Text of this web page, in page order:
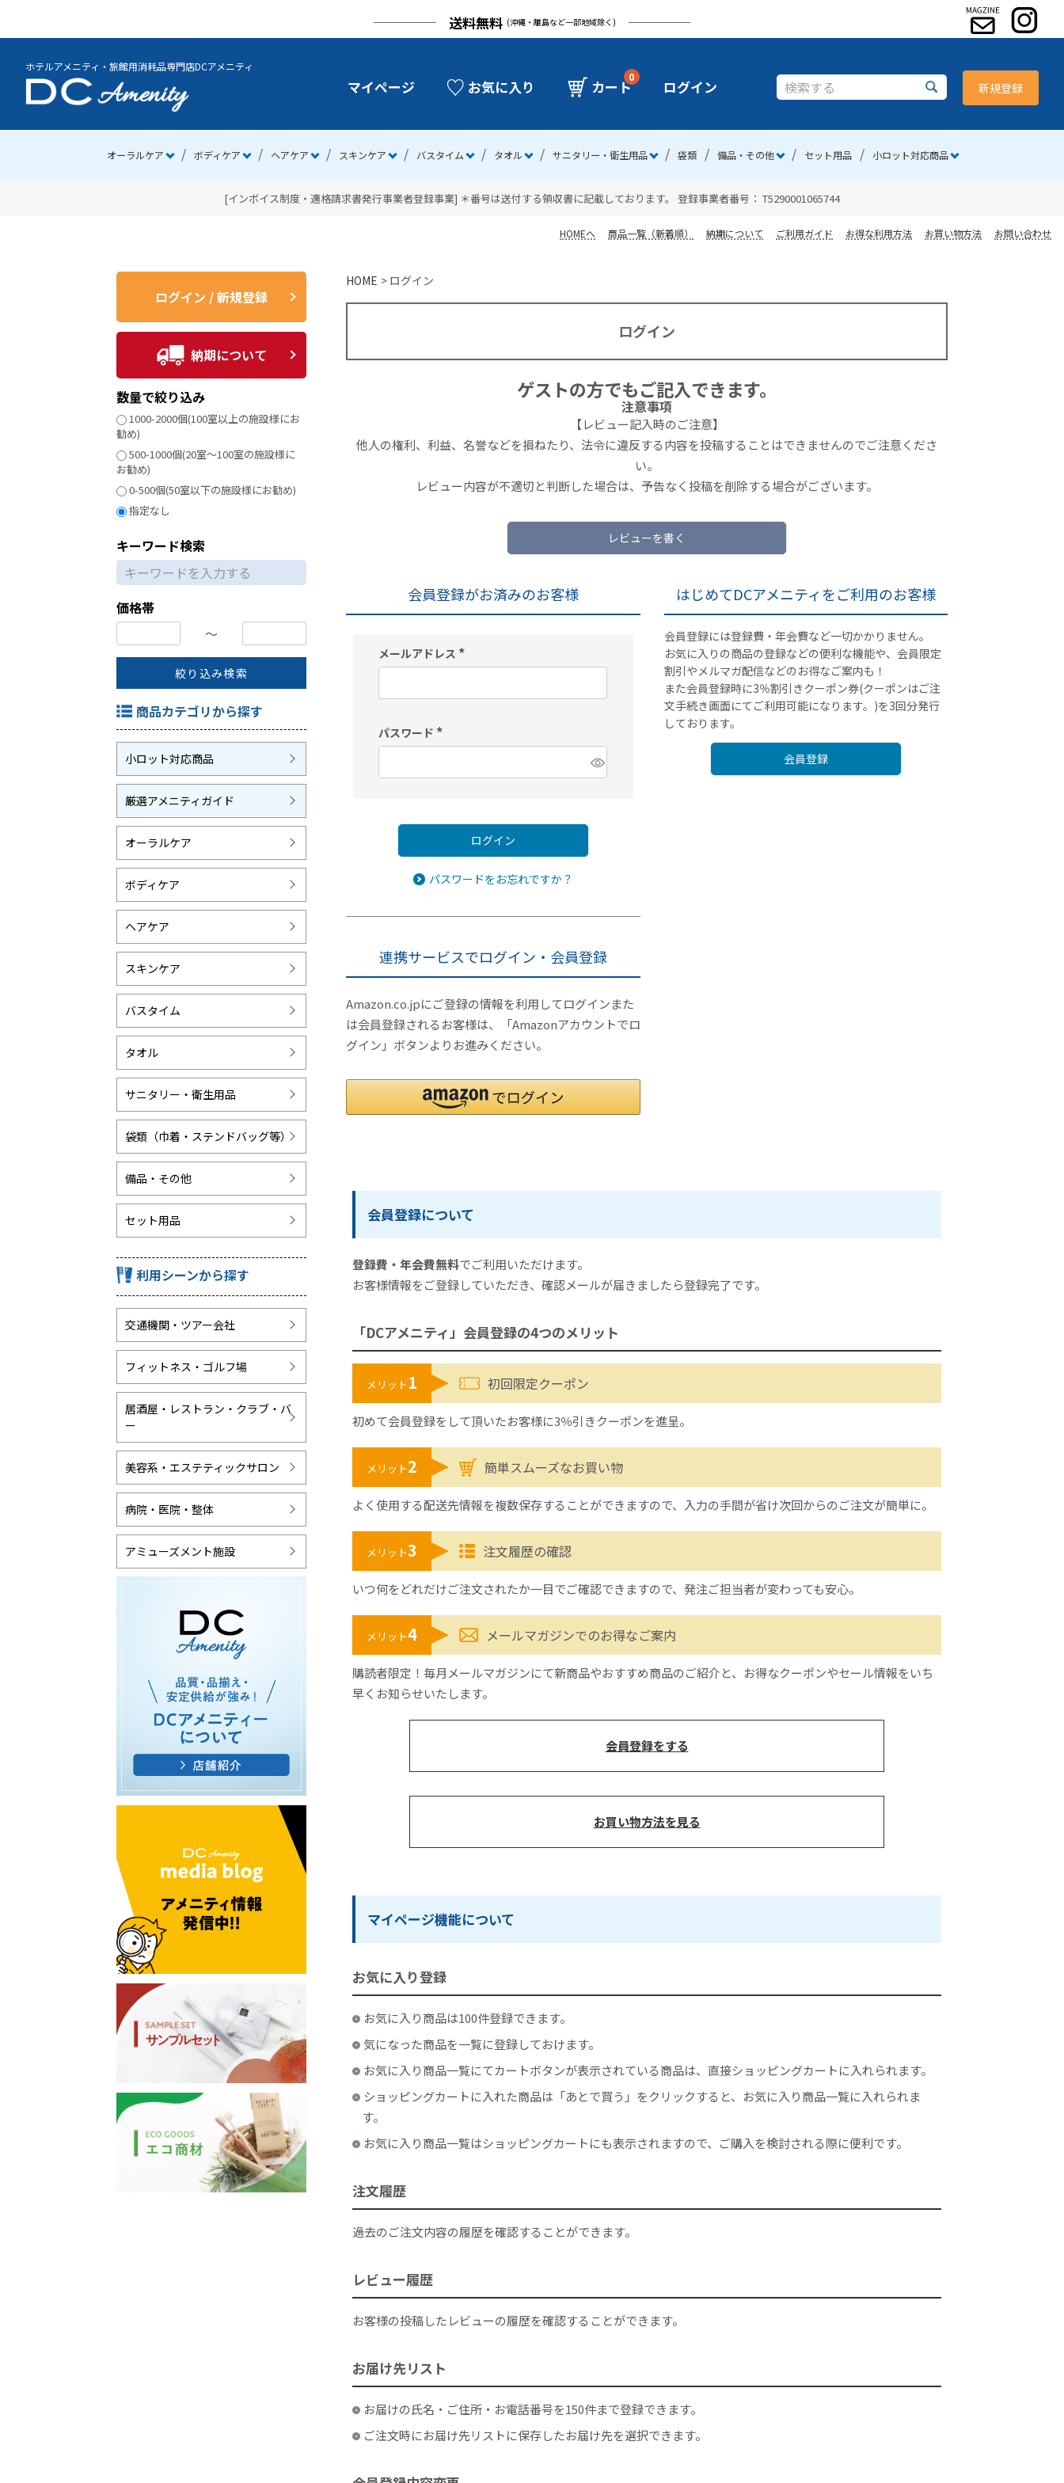
送料無料 (沖縄・離島など一部地域除く)
ホテルアメニティ・旅館用消耗品専門店DCアメニティ
マイページ お気に入り カート
0
ログイン 新規登録
オーラルケア ボディケア ヘアケア スキンケア バスタイム タオル サニタリー・衛生用品 袋類 備品・その他 セット用品 小ロット対応商品
[インボイス制度・適格請求書発行事業者登録事業] ＊番号は送付する領収書に記載しております。 登録事業者番号： T5290001065744
HOMEへ 商品一覧（新着順） 納期について ご利用ガイド お得な利用方法 お買い物方法 お問い合わせ
ログイン / 新規登録
納期について
数量で絞り込み
1000-2000個(100室以上の施設様にお
勧め)
500-1000個(20室～100室の施設様に
お勧め)
0-500個(50室以下の施設様にお勧め)
指定なし
キーワード検索
価格帯
〜
絞り込み検索
商品カテゴリから探す
小ロット対応商品
厳選アメニティガイド
オーラルケア
ボディケア
ヘアケア
スキンケア
バスタイム
タオル
サニタリー・衛生用品
袋類（巾着・ステンドバッグ等）
備品・その他
セット用品
利用シーンから探す
交通機関・ツアー会社
フィットネス・ゴルフ場
居酒屋・レストラン・クラブ・バ
ー
美容系・エステティックサロン
病院・医院・整体
アミューズメント施設
HOME ログイン
ログイン
ゲストの方でもご記入できます。
注意事項
【レビュー記入時のご注意】
他人の権利、利益、名誉などを損ねたり、法令に違反する内容を投稿することはできませんのでご注意くださ
い。
レビュー内容が不適切と判断した場合は、予告なく投稿を削除する場合がございます。
レビューを書く
会員登録がお済みのお客様
メールアドレス
(
)
パスワード
(
)
ログイン
パスワードをお忘れですか？
連携サービスでログイン・会員登録
Amazon.co.jpにご登録の情報を利用してログインまた
は会員登録されるお客様は、「Amazonアカウントでロ
グイン」ボタンよりお進みください。
はじめてDCアメニティをご利用のお客様
会員登録には登録費・年会費など一切かかりません。
お気に入りの商品の登録などの便利な機能や、会員限定
割引やメルマガ配信などのお得なご案内も！
また会員登録時に3％割引きクーポン券(クーポンはご注
文手続き画面にてご利用可能になります。)を3回分発行
しております。
会員登録
会員登録について
登録費・年会費無料でご利用いただけます。
お客様情報をご登録していただき、確認メールが届きましたら登録完了です。
「DCアメニティ」会員登録の4つのメリット
メリット 1 初回限定クーポン
初めて会員登録をして頂いたお客様に3％引きクーポンを進呈。
メリット2 簡単スムーズなお買い物
よく使用する配送先情報を複数保存することができますので、入力の手間が省け次回からのご注文が簡単に。
メリット3 注文履歴の確認
いつ何をどれだけご注文されたか一目でご確認できますので、発注ご担当者が変わっても安心。
メリット4 メールマガジンでのお得なご案内
購読者限定！毎月メールマガジンにて新商品やおすすめ商品のご紹介と、お得なクーポンやセール情報をいち
早くお知らせいたします。
会員登録をする
お買い物方法を見る
マイページ機能について
お気に入り登録
お気に入り商品は100件登録できます。
気になった商品を一覧に登録しておけます。
お気に入り商品一覧にてカートボタンが表示されている商品は、直接ショッピングカートに入れられます。
ショッピングカートに入れた商品は「あとで買う」をクリックすると、お気に入り商品一覧に入れられま
す。
お気に入り商品一覧はショッピングカートにも表示されますので、ご購入を検討される際に便利です。
注文履歴
過去のご注文内容の履歴を確認することができます。
レビュー履歴
お客様の投稿したレビューの履歴を確認することができます。
お届け先リスト
お届けの氏名・ご住所・お電話番号を150件まで登録できます。
ご注文時にお届け先リストに保存したお届け先を選択できます。